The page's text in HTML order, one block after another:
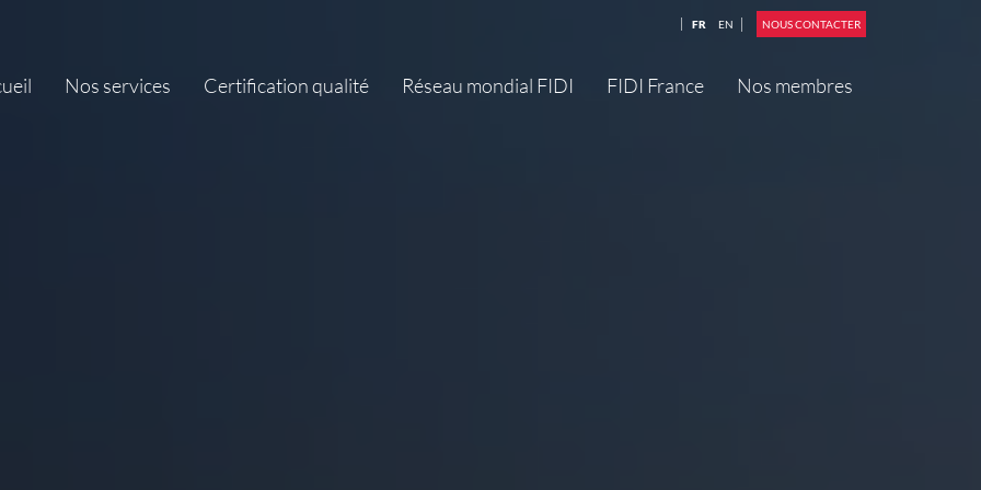
FR EN NOUS CONTACTER
Nos services Certification qualité Réseau mondial FIDI FIDI France Nos membres